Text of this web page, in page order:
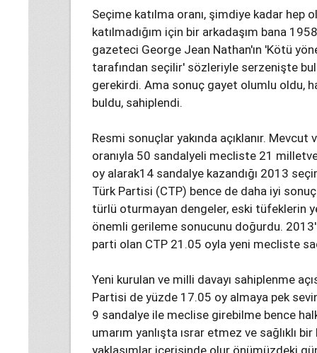
Seçime katılma oranı, şimdiye kadar hep
katılmadığım için bir arkadaşım bana
gazeteci George Jean Nathan'ın 'Kötü
tarafından seçilir' sözleriyle serzenişte
gerekirdi. Ama sonuç gayet olumlu oldu,
buldu, sahiplendi.
Resmi sonuçlar yakında açıklanır.
oranıyla 50 sandalyeli mecliste 21
oy alarak14 sandalye kazandığı 2013
Türk Partisi (CTP) bence de daha iyi
türlü oturmayan dengeler, eski tüfeklerin
önemli gerileme sonucunu doğurdu.
parti olan CTP 21.05 oyla yeni mecliste
Yeni kurulan ve milli davayı sahiplenme
Partisi de yüzde 17.05 oy almaya pek
9 sandalye ile meclise girebilme bence
umarım yanlışta ısrar etmez ve sağlıklı
yaklaşımlar içerisinde olur önümüzdeki